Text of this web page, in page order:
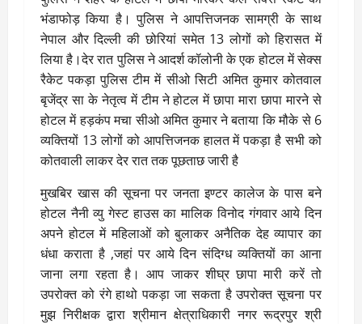
भंडाफोड़ किया है। पुलिस ने आपत्तिजनक सामग्री के साथ
नेपाल और दिल्ली की छोरियां समेत 13 लोगों को हिरासत में
लिया है।देर रात पुलिस ने आदर्श कॉलोनी के एक होटल में सेक्स
रैकेट पकड़ा पुलिस टीम में सीओ सिटी अमित कुमार कोतवाल
बृजेंद्र सा के नेतृत्व में टीम ने होटल में छापा मारा छापा मारने से
होटल में हड़कंप मचा सीओ अमित कुमार ने बताया कि मौके से 6
व्यक्तियों 13 लोगों को आपत्तिजनक हालत में पकड़ा है सभी को
कोतवाली लाकर देर रात तक पूछताछ जारी है
मुखबिर खास की सूचना पर जनता इण्टर कालेज के पास बने
होटल नैनी व्यु गेस्ट हाउस का मालिक विनोद गंगवार आये दिन
अपने होटल में महिलाओं को बुलाकर अनैतिक देह व्यापार का
धंधा कराता है ,जहां पर आये दिन संदिग्ध व्यक्तियों का आना
जाना लगा रहता है। आप जाकर शीघ्र छापा मारी करें तो
उपरोक्त को रंगे हाथो पकड़ा जा सकता है उपरोक्त सूचना पर
मुझ निरीक्षक द्वारा श्रीमान क्षेत्राधिकारी नगर रूद्रपुर श्री